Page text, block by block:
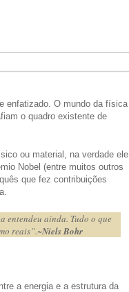
enfatizado. O mundo da física
o quadro existente de
ou material, na verdade ele
Nobel (entre muitos outros
que fez contribuições
entendeu ainda. Tudo o que
reais”.~Niels Bohr
a energia e a estrutura da